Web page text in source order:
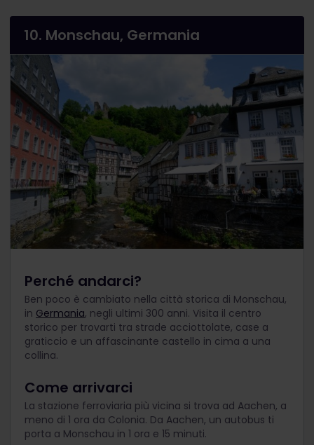
10. Monschau, Germania
Perché andarci?
Ben poco è cambiato nella città storica di Monschau,
in Germania, negli ultimi 300 anni. Visita il centro
storico per trovarti tra strade acciottolate, case a
graticcio e un affascinante castello in cima a una
collina.
Come arrivarci
La stazione ferroviaria più vicina si trova ad Aachen, a
meno di 1 ora da Colonia. Da Aachen, un autobus ti
porta a Monschau in 1 ora e 15 minuti.